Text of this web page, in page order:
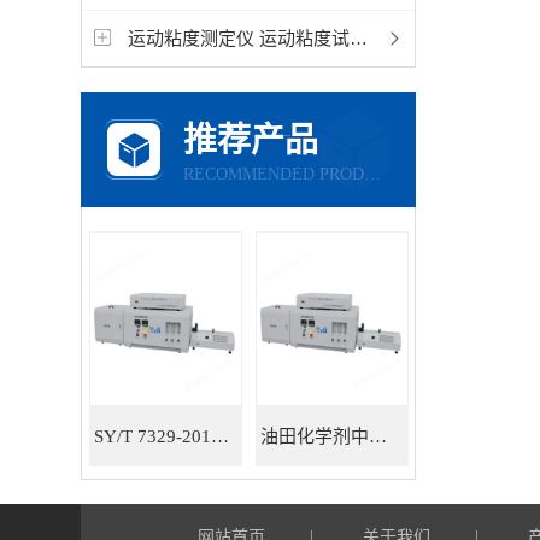
运动粘度测定仪 运动粘度试验器 运动粘度检测仪ST-1506
推荐产品
RECOMMENDED PRODUCTS
SY/T 7329-2016油田化学剂中有机氯测定仪器 油田化学剂中有机氯含量测定仪